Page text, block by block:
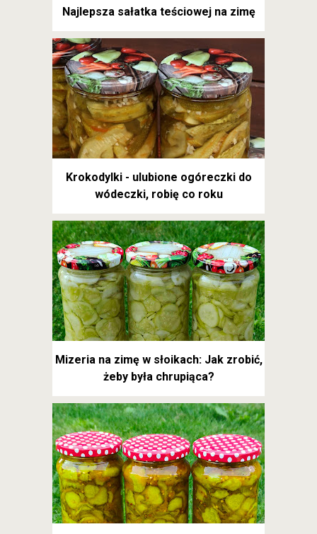
Najlepsza sałatka teściowej na zimę
Krokodylki - ulubione ogóreczki do
wódeczki, robię co roku
Mizeria na zimę w słoikach: Jak zrobić,
żeby była chrupiąca?